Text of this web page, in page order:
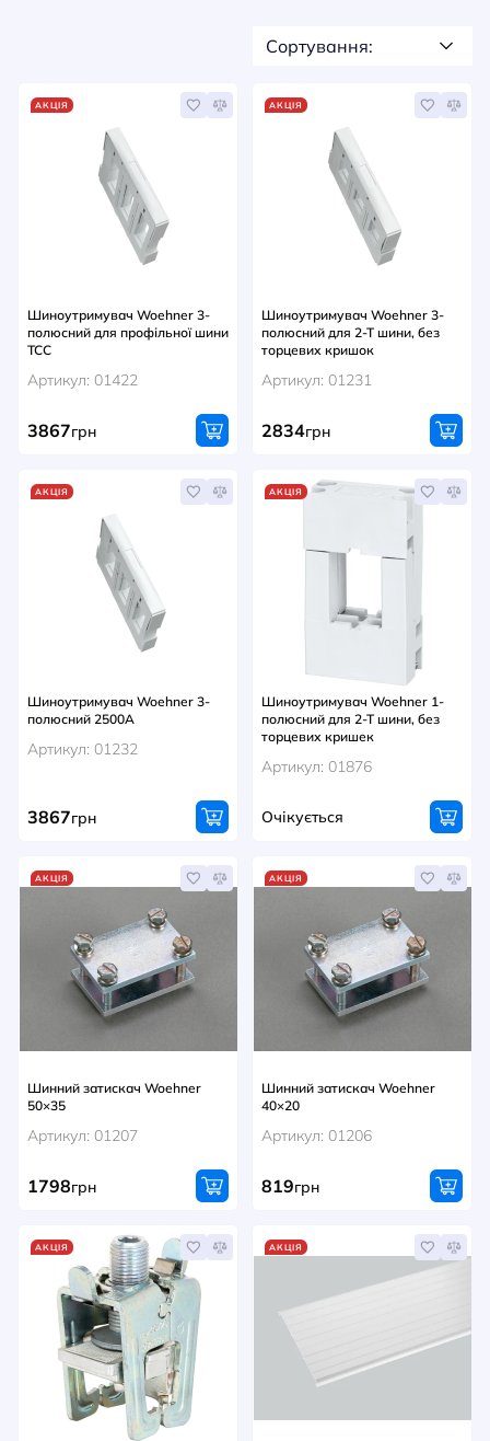
СИСТЕМИ ШИНОПРОВОДІВ ТА СТРУМОПРОВОДІВ
Сортування:
АКЦІЯ
Шиноутримувач Woehner 3-
полюсний для профільної шини
TCC
Артикул: 01422
3867грн
АКЦІЯ
Шиноутримувач Woehner 3-
полюсний для 2-Т шини, без
торцевих кришок
Артикул: 01231
2834грн
АКЦІЯ
Шиноутримувач Woehner 3-
полюсний 2500A
Артикул: 01232
3867грн
АКЦІЯ
Шиноутримувач Woehner 1-
полюсний для 2-Т шини, без
торцевих кришек
Артикул: 01876
Очікується
АКЦІЯ
Шинний затискач Woehner
50×35
Артикул: 01207
1798грн
АКЦІЯ
Шинний затискач Woehner
40×20
Артикул: 01206
819грн
АКЦІЯ АКЦІЯ